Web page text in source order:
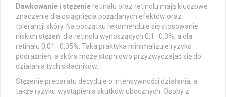
Dawkowanie i stężenie retinalu oraz retinolu mają kluczowe
znaczenie dla osiągnięcia pożądanych efektów oraz
tolerancji skóry. Na początku rekomenduje się stosowanie
niskich stężeń: dla retinolu wynoszących 0,1–0,3%, a dla
retinalu 0,01–0,05%. Taka praktyka minimalizuje ryzyko
podrażnień, a skóra może stopniowo przyzwyczajać się do
działania tych składników.
Stężenie preparatu decyduje o intensywności działania, a
także ryzyku wystąpienia skutków ubocznych. Osoby z